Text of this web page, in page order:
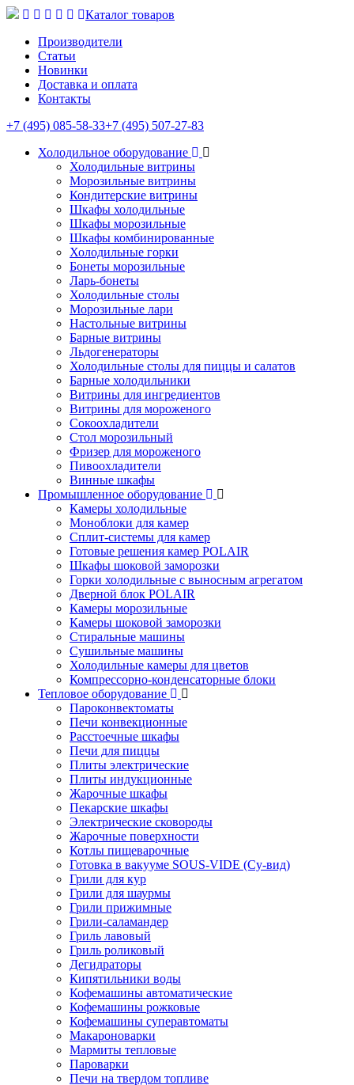
Каталог товаров
Производители
Статьи
Новинки
Доставка и оплата
Контакты
+7 (495) 085-58-33+7 (495) 507-27-83
Холодильное оборудование
Холодильные витрины
Морозильные витрины
Кондитерские витрины
Шкафы холодильные
Шкафы морозильные
Шкафы комбинированные
Холодильные горки
Бонеты морозильные
Ларь-бонеты
Холодильные столы
Морозильные лари
Настольные витрины
Барные витрины
Льдогенераторы
Холодильные столы для пиццы и салатов
Барные холодильники
Витрины для ингредиентов
Витрины для мороженого
Сокоохладители
Стол морозильный
Фризер для мороженого
Пивоохладители
Винные шкафы
Промышленное оборудование
Камеры холодильные
Моноблоки для камер
Сплит-системы для камер
Готовые решения камер POLAIR
Шкафы шоковой заморозки
Горки холодильные с выносным агрегатом
Дверной блок POLAIR
Камеры морозильные
Камеры шоковой заморозки
Стиральные машины
Сушильные машины
Холодильные камеры для цветов
Компрессорно-конденсаторные блоки
Тепловое оборудование
Пароконвектоматы
Печи конвекционные
Расстоечные шкафы
Печи для пиццы
Плиты электрические
Плиты индукционные
Жарочные шкафы
Пекарские шкафы
Электрические сковороды
Жарочные поверхности
Котлы пищеварочные
Готовка в вакууме SOUS-VIDE (Су-вид)
Грили для кур
Грили для шаурмы
Грили прижимные
Грили-саламандер
Гриль лавовый
Гриль роликовый
Дегидраторы
Кипятильники воды
Кофемашины автоматические
Кофемашины рожковые
Кофемашины суперавтоматы
Макароноварки
Мармиты тепловые
Пароварки
Печи на твердом топливе